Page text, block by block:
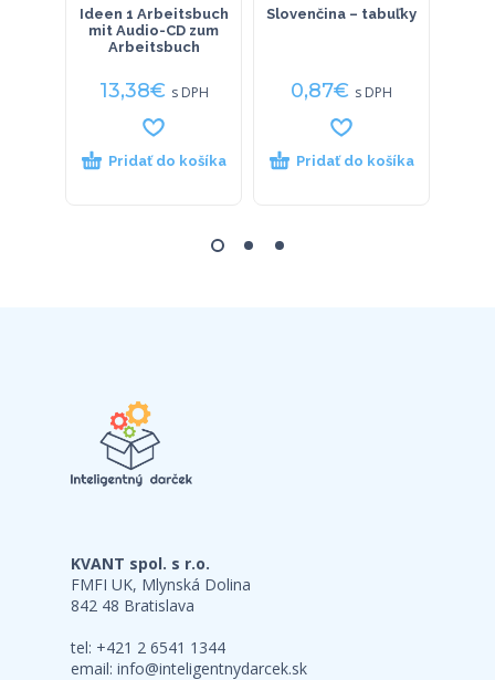
Ideen 1 Arbeitsbuch
mit Audio-CD zum
Arbeitsbuch
13,38€ s DPH
Pridať do košíka
Slovenčina – tabuľky
0,87€ s DPH
Pridať do košíka
KVANT spol. s r.o.
FMFI UK, Mlynská Dolina
842 48 Bratislava
tel: +421 2 6541 1344
email: info@inteligentnydarcek.sk